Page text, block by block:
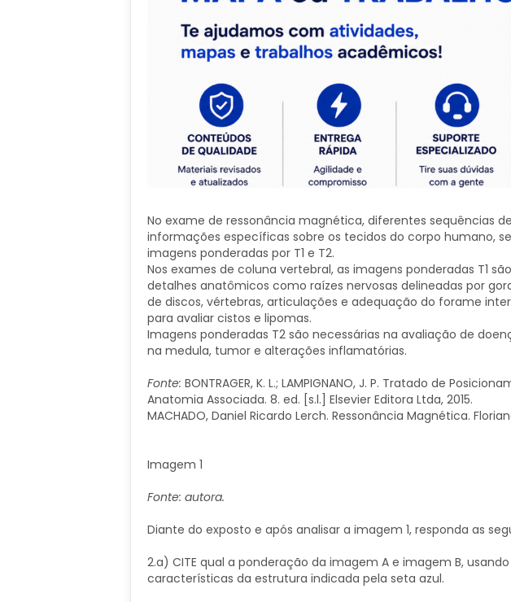
No exame de ressonância magnética, diferentes sequências
informações específicas sobre os tecidos do corpo humano,
imagens ponderadas por T1 e T2.
Nos exames de coluna vertebral, as imagens ponderadas T1
detalhes anatômicos como raízes nervosas delineadas por
de discos, vértebras, articulações e adequação do forame
para avaliar cistos e lipomas.
Imagens ponderadas T2 são necessárias na avaliação de
na medula, tumor e alterações inflamatórias.
Fonte: BONTRAGER, K. L.; LAMPIGNANO, J. P. Tratado de
Anatomia Associada. 8. ed. [s.l.] Elsevier Editora Ltda, 2015.
MACHADO, Daniel Ricardo Lerch. Ressonância Magnética.
Imagem 1
Fonte: autora.
Diante do exposto e após analisar a imagem 1, responda as
2.a) CITE qual a ponderação da imagem A e imagem B,
características da estrutura indicada pela seta azul.